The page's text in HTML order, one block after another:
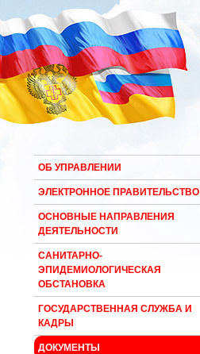
ОБ УПРАВЛЕНИИ
ЭЛЕКТРОННОЕ ПРАВИТЕЛЬСТВО
ОСНОВНЫЕ НАПРАВЛЕНИЯ
ДЕЯТЕЛЬНОСТИ
САНИТАРНО-
ЭПИДЕМИОЛОГИЧЕСКАЯ
ОБСТАНОВКА
ГОСУДАРСТВЕННАЯ СЛУЖБА И
КАДРЫ
ДОКУМЕНТЫ